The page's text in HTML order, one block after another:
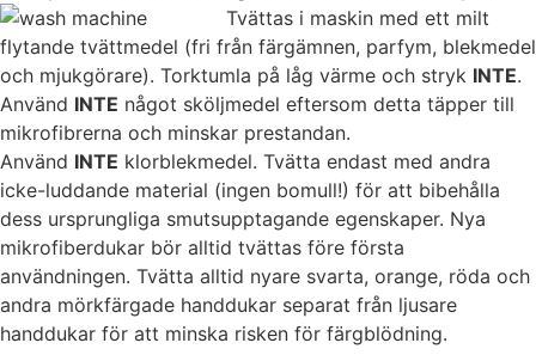
Tvättas i maskin med ett milt
flytande tvättmedel (fri från färgämnen, parfym, blekmedel
och mjukgörare). Torktumla på låg värme och stryk INTE.
Använd INTE något sköljmedel eftersom detta täpper till
mikrofibrerna och minskar prestandan.
Använd INTE klorblekmedel. Tvätta endast med andra
icke-luddande material (ingen bomull!) för att bibehålla
dess ursprungliga smutsupptagande egenskaper. Nya
mikrofiberdukar bör alltid tvättas före första
användningen. Tvätta alltid nyare svarta, orange, röda och
andra mörkfärgade handdukar separat från ljusare
handdukar för att minska risken för färgblödning.